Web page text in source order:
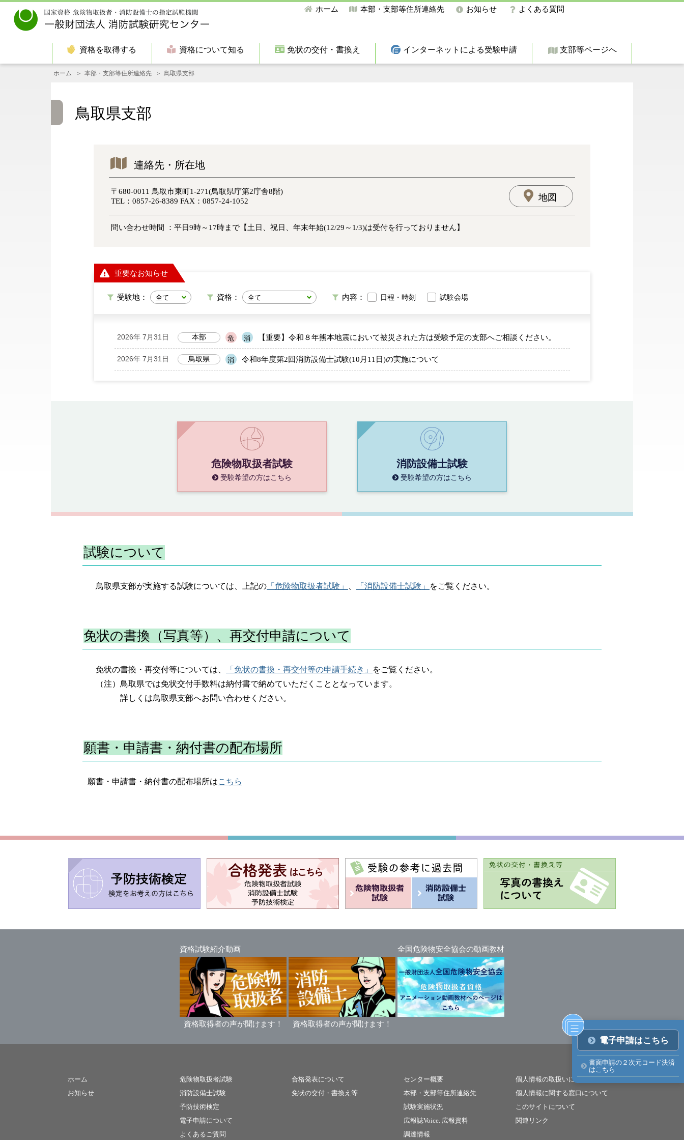
ホーム 本部・支部等住所連絡先 お知らせ よくある質問
資格を取得する 資格について知る 免状の交付・書換え インターネットによる受験申請 支部等ページへ
ホーム 本部・支部等住所連絡先 鳥取県支部
鳥取県支部
連絡先・所在地
〒680-0011 鳥取市東町1-271(鳥取県庁第2庁舎8階)
TEL：0857-26-8389 FAX：0857-24-1052
地図
問い合わせ時間 ：平日9時～17時まで【土日、祝日、年末年始(12/29～1/3)は受付を行っておりません】
重要なお知らせ
受験地： 資格： 内容： 日程・時刻 試験会場
2026年 7月31日 本部 危 消 【重要】令和８年熊本地震において被災された方は受験予定の支部へご相談ください。
2026年 7月31日 鳥取県 消 令和8年度第2回消防設備士試験(10月11日)の実施について
危険物取扱者試験
受験希望の方はこちら
消防設備士試験
受験希望の方はこちら
試験について
鳥取県支部が実施する試験については、上記の 「危険物取扱者試験」 「消防設備士試験」 をご覧ください。
免状の書換（写真等）、再交付申請について
免状の書換・再交付等については、 「免状の書換・再交付等の申請手続き」
をご覧ください。
（注）鳥取県では免状交付手数料は納付書で納めていただくこととなっています。
詳しくは鳥取県支部へお問い合わせください。
願書・申請書・納付書の配布場所
願書・申請書・納付書の配布場所はこちら
資格試験紹介動画
資格取得者の声が聞けます！ 資格取得者の声が聞けます！
全国危険物安全協会の動画教材
ホーム
お知らせ
危険物取扱者試験
消防設備士試験
予防技術検定
電子申請について
よくあるご質問
合格発表について
免状の交付・書換え等
センター概要
本部・支部等住所連絡先
試験実施状況
広報誌Voice. 広報資料
調達情報
個人情報の取扱いについて
個人情報に関する窓口について
このサイトについて
関連リンク
電子申請はこちら
書面申請の２次元コード決済
はこちら